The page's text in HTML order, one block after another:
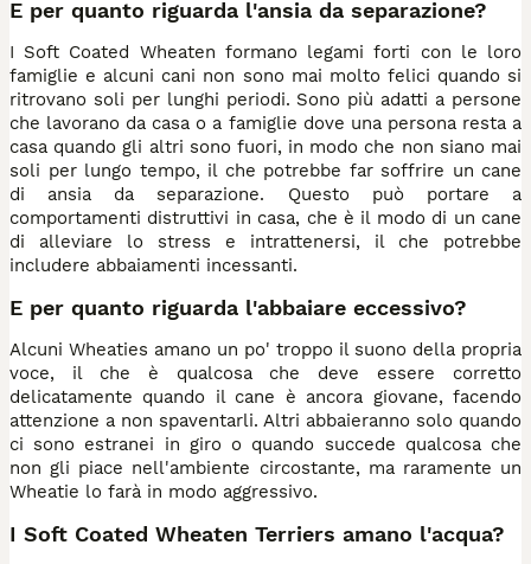
E per quanto riguarda l'ansia da separazione?
I Soft Coated Wheaten formano legami forti con le loro
famiglie e alcuni cani non sono mai molto felici quando si
ritrovano soli per lunghi periodi. Sono più adatti a persone
che lavorano da casa o a famiglie dove una persona resta a
casa quando gli altri sono fuori, in modo che non siano mai
soli per lungo tempo, il che potrebbe far soffrire un cane
di ansia da separazione. Questo può portare a
comportamenti distruttivi in casa, che è il modo di un cane
di alleviare lo stress e intrattenersi, il che potrebbe
includere abbaiamenti incessanti.
E per quanto riguarda l'abbaiare eccessivo?
Alcuni Wheaties amano un po' troppo il suono della propria
voce, il che è qualcosa che deve essere corretto
delicatamente quando il cane è ancora giovane, facendo
attenzione a non spaventarli. Altri abbaieranno solo quando
ci sono estranei in giro o quando succede qualcosa che
non gli piace nell'ambiente circostante, ma raramente un
Wheatie lo farà in modo aggressivo.
I Soft Coated Wheaten Terriers amano l'acqua?